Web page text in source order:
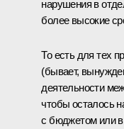
нарушения в
более высокие
То есть для тех
(бывает,
деятельности
чтобы осталось
с бюджетом или в